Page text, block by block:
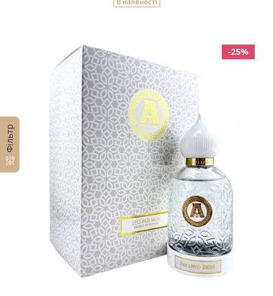
Фільтр
-25%